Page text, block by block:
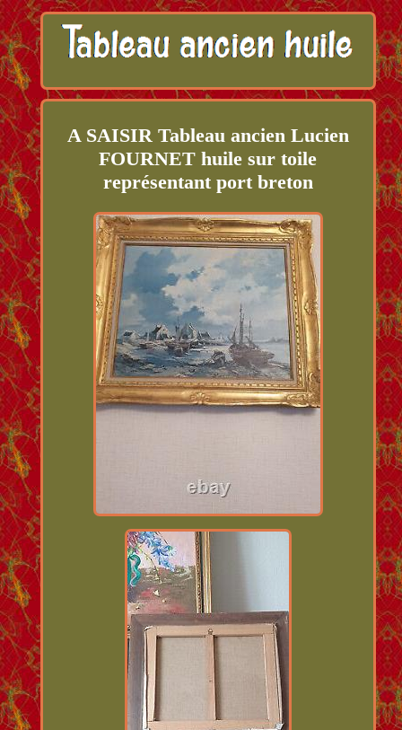
A SAISIR Tableau ancien Lucien
FOURNET huile sur toile
représentant port breton